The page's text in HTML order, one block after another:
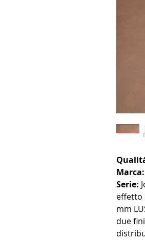
Marca:
Serie:
effetto
mm
due